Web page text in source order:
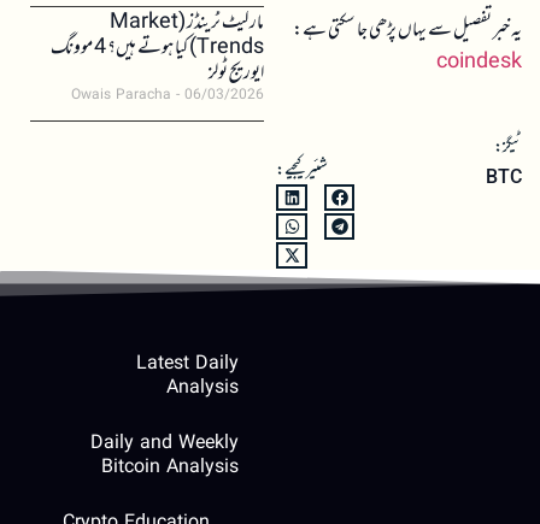
یہ خبر تفصیل سے یہاں پڑھی جا سکتی ہے:
coindesk
ٹیگز:
BTC شئیر کیجیے:
مارکیٹ ٹرینڈز (Market
Trends) کیا ہوتے ہیں؟ 4 موونگ
ایوریج ٹولز
Owais Paracha 06/03/2026
Latest Daily
Analysis
Daily and Weekly
Bitcoin Analysis